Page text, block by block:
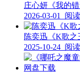
庄心妍《我的
2026-03-01
阅
陈奕迅《K歌之
2025-10-24 阅